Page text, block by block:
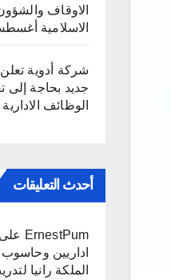
الاوقاف
الاسلامية أغسطس 3,
شركة أدوية
جديد بحاجة إلى
الوظائف الادارية
أحدث التعليقات
ErnestPum على
اداريين
الملكة رانيا